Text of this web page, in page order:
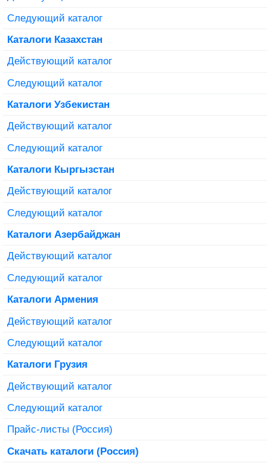
Следующий каталог
Каталоги Казахстан
Действующий каталог
Следующий каталог
Каталоги Узбекистан
Действующий каталог
Следующий каталог
Каталоги Кыргызстан
Действующий каталог
Следующий каталог
Каталоги Азербайджан
Действующий каталог
Следующий каталог
Каталоги Армения
Действующий каталог
Следующий каталог
Каталоги Грузия
Действующий каталог
Следующий каталог
Прайс-листы (Россия)
Скачать каталоги (Россия)